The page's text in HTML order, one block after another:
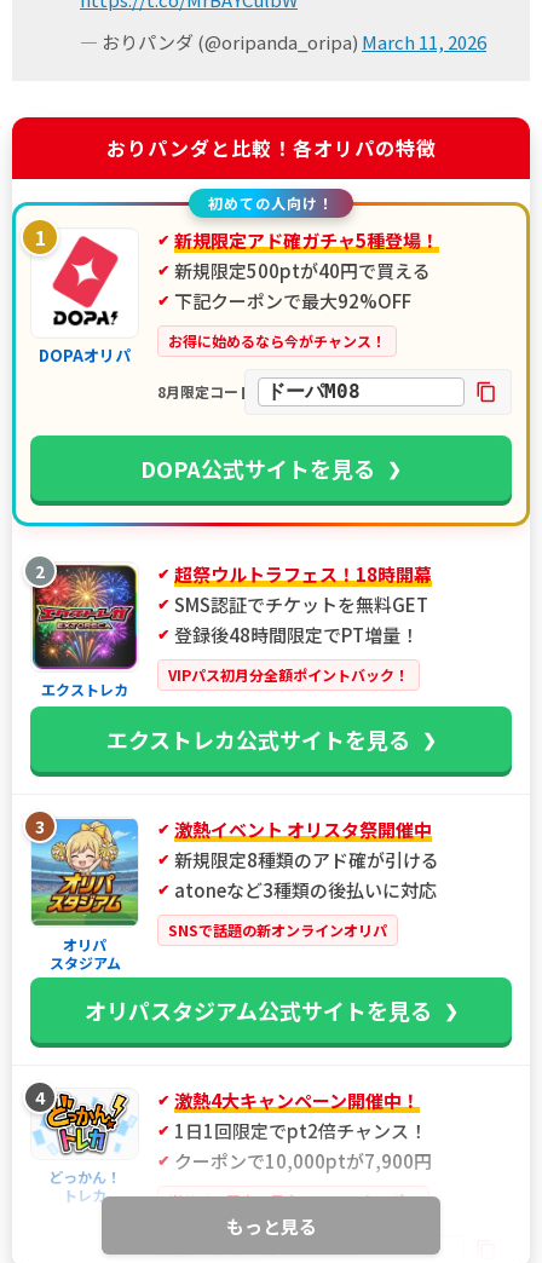
— おりパンダ (@oripanda_oripa) March 11, 2026
おりパンダと比較！各オリパの特徴
初めての人向け！
1
DOPAオリパ
新規限定アド確ガチャ5種登場！
新規限定500ptが40円で買える
下記クーポンで最大92%OFF
お得に始めるなら今がチャンス！
8月限定コード ドーパM08
DOPA公式サイトを見る
2
エクストレカ
超祭ウルトラフェス！18時開幕
SMS認証でチケットを無料GET
登録後48時間限定でPT増量！
VIPパス初月分全額ポイントバック！
エクストレカ公式サイトを見る
3
オリパ
スタジアム
激熱イベント オリスタ祭開催中
新規限定8種類のアド確が引ける
atoneなど3種類の後払いに対応
SNSで話題の新オンラインオリパ
オリパスタジアム公式サイトを見る
4
どっかん！
トレカ
激熱4大キャンペーン開催中！
1日1回限定でpt2倍チャンス！
クーポンで10,000ptが7,900円
当サイト限定！最大21%OFFクーポン
IYGANSSF
もっと見る